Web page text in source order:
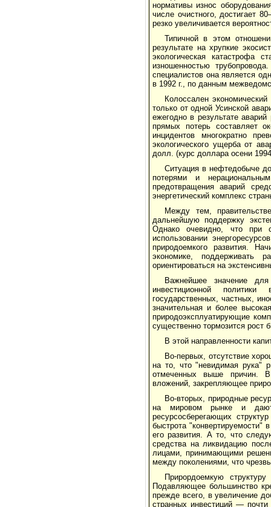
нормативы износ
числе очистного, достигает
резко увеличивается
Типичной в этом
результате на хрупкие
экологическая
изношенностью
специалистов она является
в 1992 г., по данным
Колоссален
только от одной Усинской
ежегодно в результате
прямых потерь составляет
инцидентов многократно
экологического ущерба от
долл. (курс доллара осени
Ситуация в нефтедобыче
потерями и
предотвращения аварий
энергетический комплекс
Между тем,
дальнейшую поддержку
Однако очевидно, что при
использовании
природоемкого развития.
экономике, поддерживать
ориентироваться на
Важнейшее значение для
инвестиционной политики
государственных, частных,
значительная и более
природоэксплуатирующие
существенно тормозится рост
В этой направленности
Во-первых, отсутствие
на то, что "невидимая рука"
отмеченных выше причин. В
вложений, закрепляющее
Во-вторых, природные
на мировом рынке и дают
ресурсосберегающих
быстрота "конвер­тируемости"
его развития. А то, что
средства на ликвидацию
лицами, принимающими
между поколениями, что
Прирордоемкую
Подавляющее большинство
прежде всего, в увеличение
странных инвестиций —